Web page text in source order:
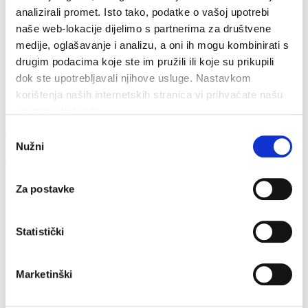
analizirali promet. Isto tako, podatke o vašoj upotrebi
naše web-lokacije dijelimo s partnerima za društvene
medije, oglašavanje i analizu, a oni ih mogu kombinirati s
drugim podacima koje ste im pružili ili koje su prikupili
dok ste upotrebljavali njihove usluge. Nastavkom
korištenja naših internetskih stranica vi prihvaćate našu
pristanka
Nužni
Za postavke
Statistički
Marketinški
Obavijest o nadmetanju (121,659 kB)Odluka o odabiru (169,632
kB)
Uređenje i adaptacija uredskih prostora koje koristi trgovačko
društvo Makarski komunalac d.o.o.
8. siječnja 2024.
Obavijest o nadmetanju (114,723 kB)
8. siječnja 2024.
Održavanje SPI paketa aplikacija
Odluka o odabiru (535,204